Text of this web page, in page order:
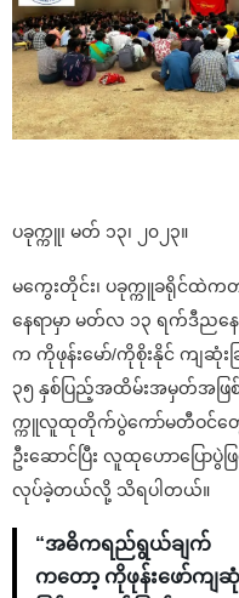
ပခုက္ကူ၊ မတ် ၁၃၊ ၂၀၂၃။
မကွေးတိုင်း၊ ပခုက္ကူခရိုင်ထဲက
နေရာမှာ မတ်လ ၁၃ ရက်ဒီညနေ
က ကိုဖုန်းမော်/ကိုစိုးနိုင် ကျဆုံးခ
၃၅ နှစ်ပြည့်အထိမ်းအမှတ်အဖြ
က္ကူလူထုတိုက်ပွဲကော်မတီဝင်
ဦးဆောင်ပြီး လူထုဟောပြောပွဲဖ
လုပ်ခဲ့တယ်လို့ သိရပါတယ်။
“အဓိကရည်ရွယ်ချက်
ကတော့ ကိုဖုန်းဖော်ကျဆုံ